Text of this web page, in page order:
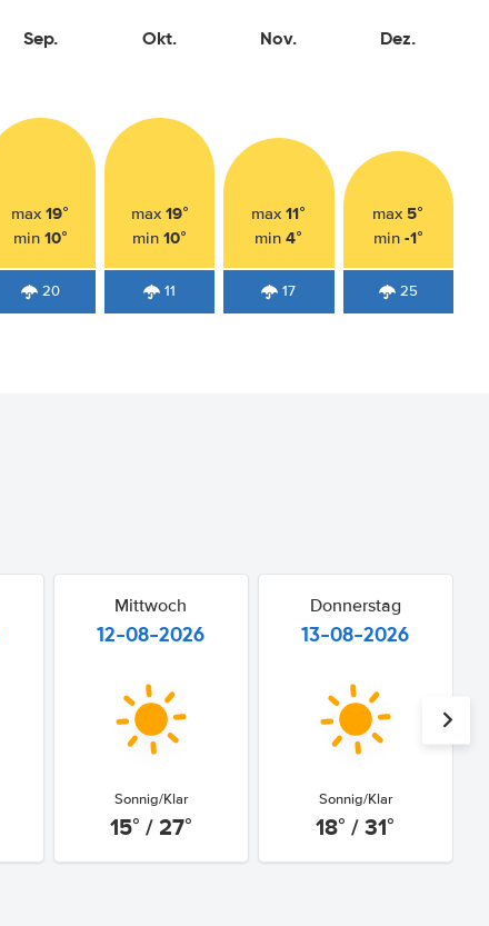
Sep.
max19°
min 10°
20
Okt.
max 19°
min10°
11
Nov.
max11°
min4°
17
Dez.
max 5°
min -1°
25
Mittwoch
12-08-2026
Sonnig/Klar
15° / 27°
Donnerstag
13-08-2026
Sonnig/Klar
18° / 31°